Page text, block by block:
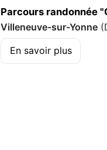
Parcours randonnée
Villeneuve-sur-Yonne (
En savoir plus